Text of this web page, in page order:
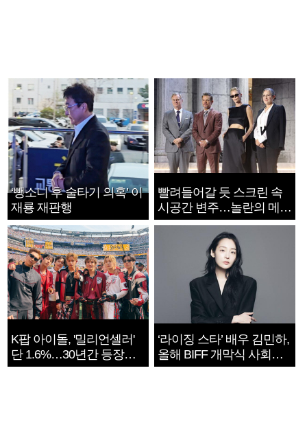
‘뺑소니 후 술타기 의혹’ 이
재룡 재판행
빨려들어갈 듯 스크린 속
시공간 변주…놀란의 메시
지는 ‘전쟁 속죄’
K팝 아이돌, '밀리언셀러'
단 1.6%…30년간 등장
1182개팀 전수조사
‘라이징 스타’ 배우 김민하,
올해 BIFF 개막식 사회자
확정